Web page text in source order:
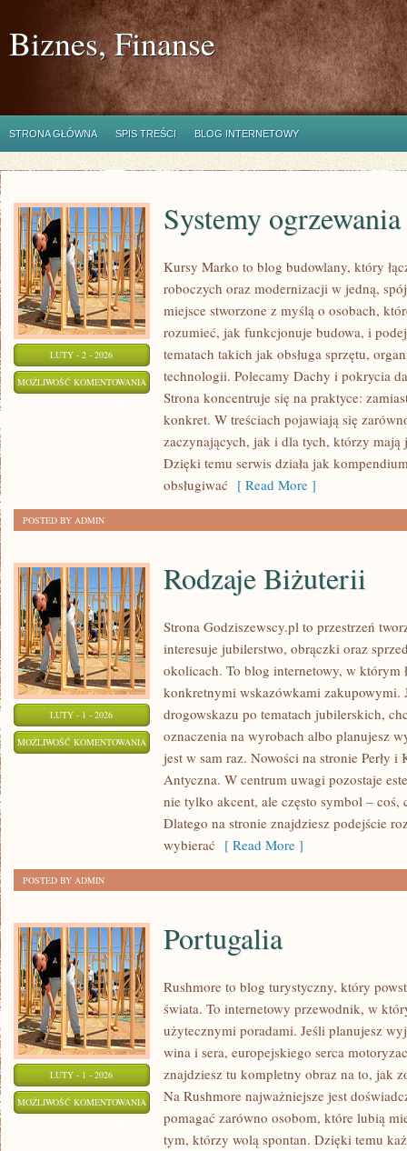
Biznes, Finanse
STRONA GŁÓWNA SPIS TREŚCI BLOG INTERNETOWY
LUTY - 2 - 2026
MOŻLIWOŚĆ KOMENTOWANIA SYSTEMY
OGRZEWANIA
CHŁODZENIA
Systemy
Kursy Marko to blog budowlany, który
roboczych oraz modernizacji w jedną,
miejsce stworzone z myślą o osobach,
rozumieć, jak funkcjonuje budowa, i
tematach takich jak obsługa sprzętu,
technologii. Polecamy Dachy i pokrycia
Strona koncentruje się na praktyce:
konkret. W treściach pojawiają się
zaczynających, jak i dla tych, którzy mają
Dzięki temu serwis działa jak
obsługiwać [ Read More ]
POSTED BY ADMIN
LUTY - 1 - 2026
MOŻLIWOŚĆ KOMENTOWANIA RODZAJE
BIŻUTERII
Rodzaje Biżuterii
Strona Godziszewscy.pl to przestrzeń
interesuje jubilerstwo, obrączki oraz
okolicach. To blog internetowy, w którym
konkretnymi wskazówkami zakupowymi.
drogowskazu po tematach jubilerskich,
oznaczenia na wyrobach albo planujesz
jest w sam raz. Nowości na stronie Perły
Antyczna. W centrum uwagi pozostaje
nie tylko akcent, ale często symbol – coś,
Dlatego na stronie znajdziesz podejście
wybierać [ Read More ]
POSTED BY ADMIN
LUTY - 1 - 2026
MOŻLIWOŚĆ KOMENTOWANIA PORTUGALIA
Portugalia
Rushmore to blog turystyczny, który
świata. To internetowy przewodnik, w
użytecznymi poradami. Jeśli planujesz
wina i sera, europejskiego serca
znajdziesz tu kompletny obraz na to, jak
Na Rushmore najważniejsze jest
pomagać zarówno osobom, które lubią
tym, którzy wolą spontan. Dzięki temu